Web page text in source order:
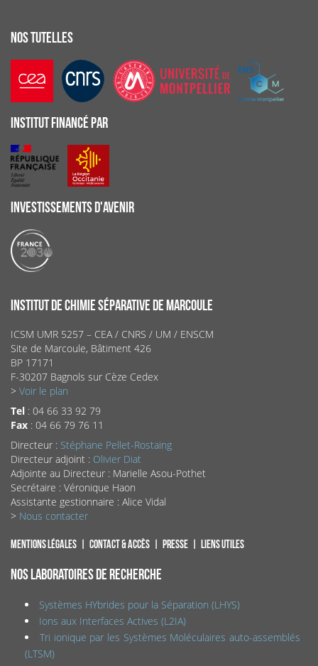
NOS TUTELLES
INSTITUT FINANCÉ PAR
INVESTISSEMENTS D'AVENIR
INSTITUT DE CHIMIE SÉPARATIVE DE MARCOULE
ICSM UMR 5257 – CEA / CNRS / UM / ENSCM
Site de Marcoule, Bâtiment 426
BP 17171
F-30207 Bagnols sur Cèze Cedex
> Voir le plan
Tel : 04 66 33 92 79
Fax : 04 66 79 76 11
Directeur : Stéphane Pellet-Rostaing
Directeur adjoint : Olivier Diat
Adjointe au Directeur : Marielle Asou-Pothet
Secrétaire : Véronique Haon
Assistante gestionnaire : Alice Vidal
> Nous contacter
Mentions légales Contact & accès Presse Liens utiles
NOS LABORATOIRES DE RECHERCHE
Systèmes HYbrides pour la Séparation (LHYS)
Ions aux Interfaces Actives (L2IA)
Tri ionique par les Systèmes Moléculaires auto-assemblés
(LTSM)